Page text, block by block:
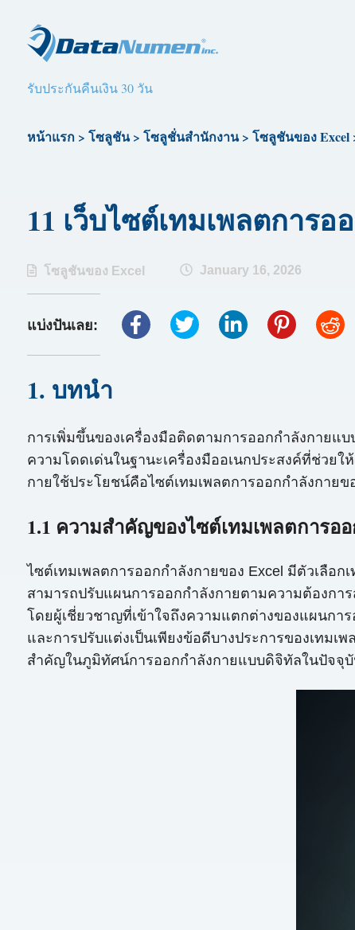
รับประกันคืนเงิน 30 วัน
หน้าแรก> โซลูชัน> โซลูชั่นสำนักงาน> โซลูชันของ Excel
11 เว็บไซต์เทมเพลตการ
โซลูชันของ Excel January 16, 2026
แบ่งปันเลย:
1. บทนำ
การเพิ่มขึ้นของเครื่องมือติดตามการออกกำลังกายแ
ความโดดเด่นในฐานะเครื่องมืออเนกประสงค์ที่ช่วย
กายใช้ประโยชน์คือไซต์เทมเพลตการออกกำลังกายข
1.1 ความสำคัญของไซต์เทมเพลตการอ
ไซต์เทมเพลตการออกกำลังกายของ Excel มีตัวเลือ
สามารถปรับแผนการออกกำลังกายตามความต้องก
โดยผู้เชี่ยวชาญที่เข้าใจถึงความแตกต่างของแผนกา
และการปรับแต่งเป็นเพียงข้อดีบางประการของเทมเ
สำคัญในภูมิทัศน์การออกกำลังกายแบบดิจิทัลในปัจจุ